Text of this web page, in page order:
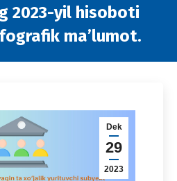
2023-yil hisoboti
ma’lumot.
Dek
29
2023